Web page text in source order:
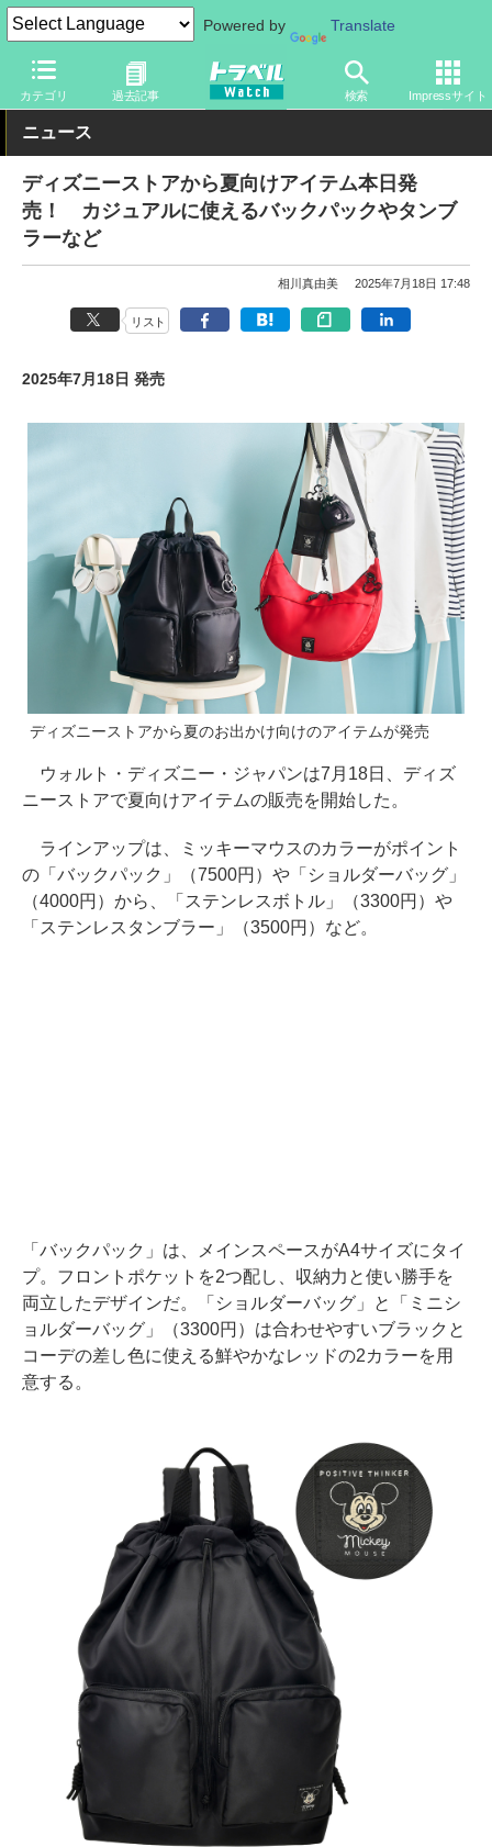
Powered by Translate
カテゴリ 過去記事 検索 Impressサイト
トラベル Watch 旅の情報 観光地 ディズニーリゾート
ニュース
ディズニーストアから夏向けアイテム本日発
売！ カジュアルに使えるバックパックやタンブ
ラーなど
相川真由美 2025年7月18日 17:48
リスト
2025年7月18日 発売
ディズニーストアから夏のお出かけ向けのアイテムが発売
ウォルト・ディズニー・ジャパンは7月18日、ディズ
ニーストアで夏向けアイテムの販売を開始した。
ラインアップは、ミッキーマウスのカラーがポイント
の「バックパック」（7500円）や「ショルダーバッグ」
（4000円）から、「ステンレスボトル」（3300円）や
「ステンレスタンブラー」（3500円）など。
「バックパック」は、メインスペースがA4サイズにタイ
プ。フロントポケットを2つ配し、収納力と使い勝手を
両立したデザインだ。「ショルダーバッグ」と「ミニシ
ョルダーバッグ」（3300円）は合わせやすいブラックと
コーデの差し色に使える鮮やかなレッドの2カラーを用
意する。